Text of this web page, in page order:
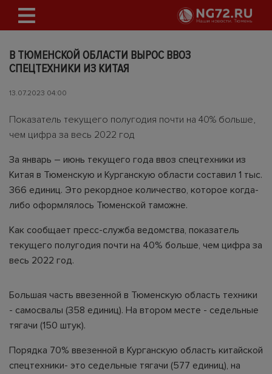
В ТЮМЕНСКОЙ ОБЛАСТИ ВЫРОС ВВОЗ
СПЕЦТЕХНИКИ ИЗ КИТАЯ
13.07.2023 04:00
Показатель текущего полугодия почти на 40% больше,
чем цифра за весь 2022 год
За январь – июнь текущего года ввоз спецтехники из
Китая в Тюменскую и Курганскую области составил 1 тыс.
366 единиц. Это рекордное количество, которое когда-
либо оформлялось Тюменской таможне.
Как сообщает пресс-служба ведомства, показатель
текущего полугодия почти на 40% больше, чем цифра за
весь 2022 год.
Большая часть ввезенной в Тюменскую область техники
- самосвалы (358 единиц). На втором месте - седельные
тягачи (150 штук).
Порядка 70% ввезенной в Курганскую область китайской
спецтехники- это седельные тягачи (577 единиц), на